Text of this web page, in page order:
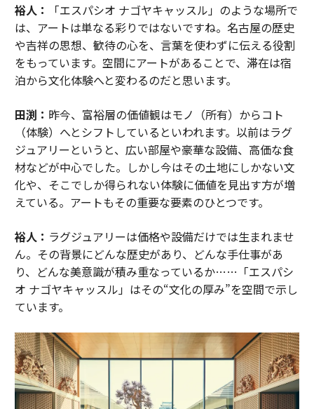
裕人：
「エスパシオ ナゴヤキャッスル」のような場所で
は、アートは単なる彩りではないですね。名古屋の歴史
や吉祥の思想、歓待の心を、言葉を使わずに伝える役割
をもっています。空間にアートがあることで、滞在は宿
泊から文化体験へと変わるのだと思います。
田渕： 昨今、富裕層の価値観はモノ（所有）からコト
（体験）へとシフトしているといわれます。以前はラグ
ジュアリーというと、広い部屋や豪華な設備、高価な食
材などが中心でした。しかし今はその土地にしかない文
化や、そこでしか得られない体験に価値を見出す方が増
えている。アートもその重要な要素のひとつです。
裕人： ラグジュアリーは価格や設備だけでは生まれませ
ん。その背景にどんな歴史があり、どんな手仕事があ
り、どんな美意識が積み重なっているか……「エスパシ
オ ナゴヤキャッスル」はその“文化の厚み”を空間で示し
ています。